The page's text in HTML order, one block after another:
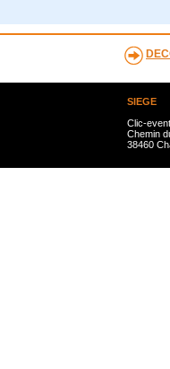
SIEGE
Clic-
Chemin
38460